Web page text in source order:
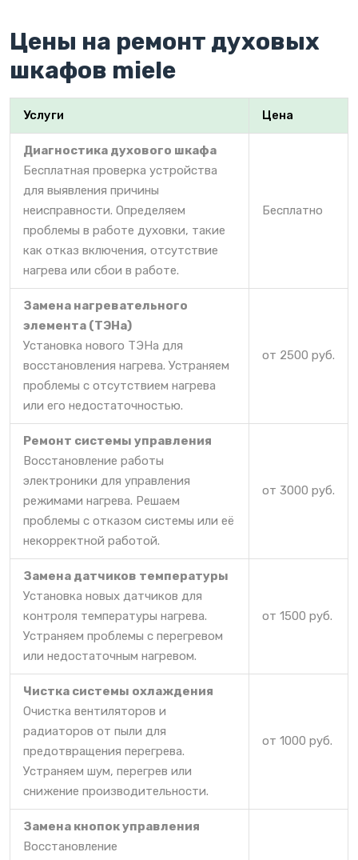
Цены на ремонт духовых
шкафов miele
Услуги Цена
Диагностика духового шкафа
Бесплатная проверка устройства
для выявления причины
неисправности. Определяем
проблемы в работе духовки, такие
как отказ включения, отсутствие
нагрева или сбои в работе.
Бесплатно
Замена нагревательного
элемента (ТЭНа)
Установка нового ТЭНа для
восстановления нагрева. Устраняем
проблемы с отсутствием нагрева
или его недостаточностью.
от 2500 руб.
Ремонт системы управления
Восстановление работы
электроники для управления
режимами нагрева. Решаем
проблемы с отказом системы или её
некорректной работой.
от 3000 руб.
Замена датчиков температуры
Установка новых датчиков для
контроля температуры нагрева.
Устраняем проблемы с перегревом
или недостаточным нагревом.
от 1500 руб.
Чистка системы охлаждения
Очистка вентиляторов и
радиаторов от пыли для
предотвращения перегрева.
Устраняем шум, перегрев или
снижение производительности.
от 1000 руб.
Замена кнопок управления
Восстановление